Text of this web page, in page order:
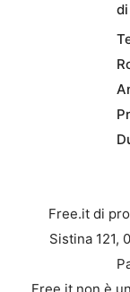
Free.it di
Sistina 121,